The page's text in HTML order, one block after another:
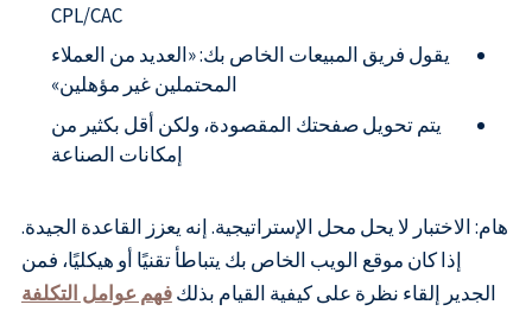
CPL/CAC
يقول فريق المبيعات الخاص بك: «العديد من العملاء
المحتملين غير مؤهلين»
يتم تحويل صفحتك المقصودة، ولكن أقل بكثير من
إمكانات الصناعة
هام: الاختبار لا يحل محل الإستراتيجية. إنه يعزز القاعدة الجيدة.
إذا كان موقع الويب الخاص بك يتباطأ تقنيًا أو هيكليًا، فمن
الجدير إلقاء نظرة على كيفية القيام بذلكفهم عوامل التكلفة